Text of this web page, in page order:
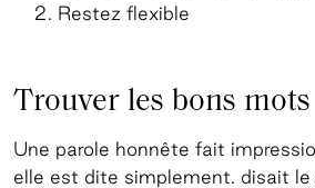
Restez flexible
Trouver les bons mots
Une parole honnête fait
elle est dite simplement. disait le